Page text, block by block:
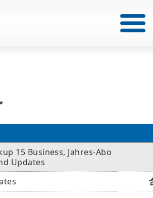
15 Business, Jahres-Abo
Updates